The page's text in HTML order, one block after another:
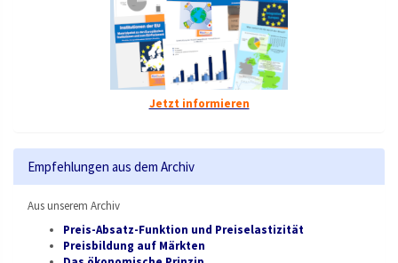
Jetzt informieren
Empfehlungen aus dem Archiv
Aus unserem Archiv
Preis-Absatz-Funktion und Preiselastizität
Preisbildung auf Märkten